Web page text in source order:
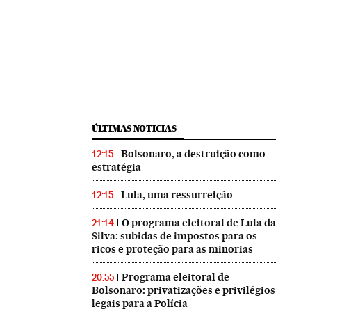
ÚLTIMAS NOTICIAS
12:15
Bolsonaro, a destruição como
estratégia
12:15 Lula, uma ressurreição
21:14
O programa eleitoral de Lula da
Silva: subidas de impostos para os
ricos e proteção para as minorias
20:55
Programa eleitoral de
Bolsonaro: privatizações e privilégios
legais para a Polícia